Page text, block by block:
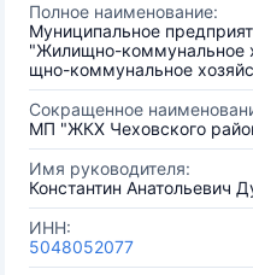
Полное наименование:
Муниципальное
"Жилищно-коммунальное
щно-коммунальное
Сокращенное
МП "ЖКХ Чеховского
Имя руководителя:
Константин Анатольевич
ИНН:
5048052077